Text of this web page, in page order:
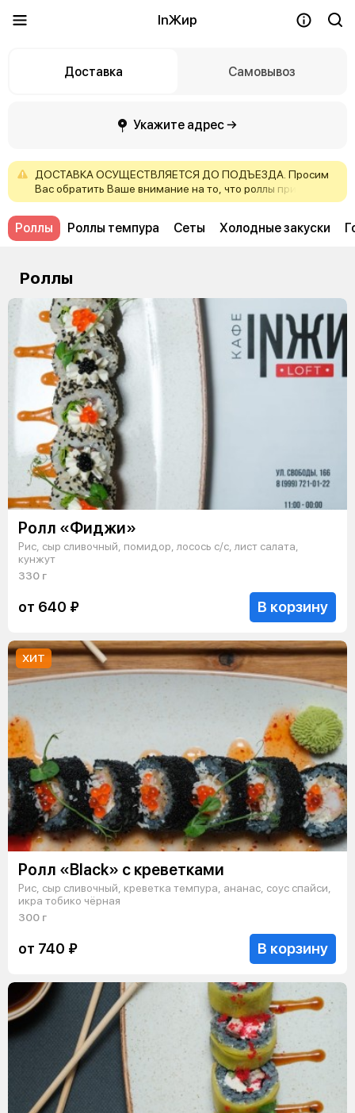
InЖир
Доставка Самовывоз
Укажите адрес →
ДОСТАВКАОСУЩЕСТВЛЯЕТСЯ ДО ПОДЪЕЗДА. Просим
Васобратить Ваше внимание на то, что роллы при
доставкемогутнемногоотличатьсявнешнимвидомот
картинки,
Роллы Роллы темпура Сеты Холодные закуски
Роллы
Ролл «Фиджи»
Рис, сыр сливочный, помидор, лосось с/с, лист салата,
кунжут
330 г
от 640 ₽ В корзину
ХИТ
Ролл «Black» с креветками
Рис, сыр сливочный, креветка темпура, ананас, соус спайси,
икра тобико чёрная
300 г
от 740 ₽ В корзину